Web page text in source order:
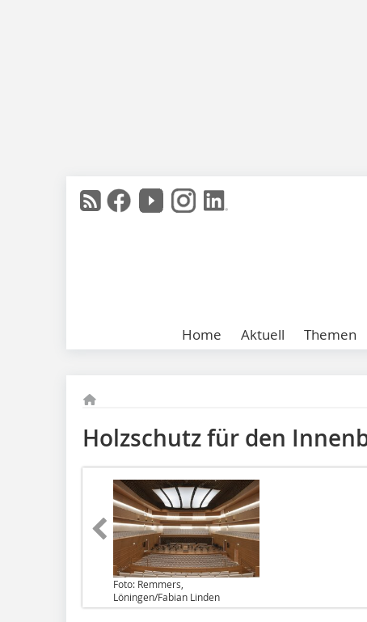
Home Aktuell Themen
Holzschutz für den
Foto: Remmers,
Löningen/Fabian Linden